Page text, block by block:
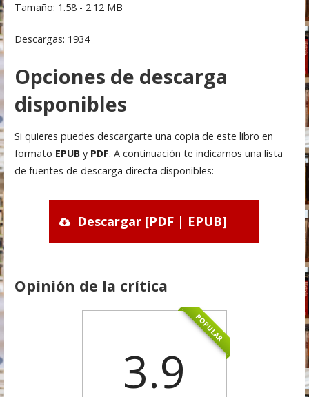
Tamaño: 1.58 - 2.12 MB
Descargas: 1934
Opciones de descarga
disponibles
Si quieres puedes descargarte una copia de este libro en
formato EPUBy PDF. A continuación te indicamos una lista
de fuentes de descarga directa disponibles:
Descargar [PDF | EPUB]
Opinión de la crítica
POPULAR
3.9